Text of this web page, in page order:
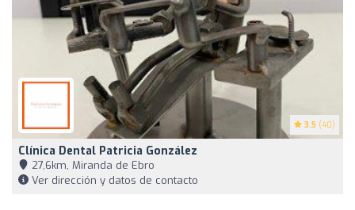
3.5 (40)
Clínica Dental Patricia González
27,6km, Miranda de Ebro
Ver dirección y datos de contacto